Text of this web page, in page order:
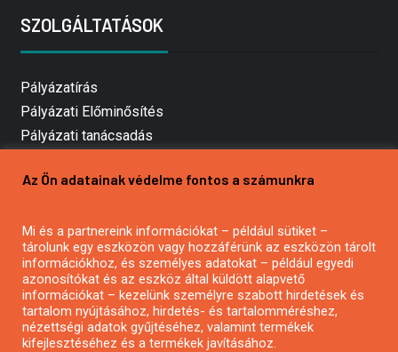
SZOLGÁLTATÁSOK
Pályázatírás
Pályázati Előminősítés
Pályázati tanácsadás
Mezőgazdasági pályázatírás
Pályázatírás civil szervezeteknek
Pályázatírás önkormányzatoknak
Pályázatfigyelés
Specifikus pályázatfigyelés vagy hírlevél
Az Ön adatainak védelme fontos a számunkra
Mi és a partnereink információkat – például sütiket –
tárolunk egy eszközön vagy hozzáférünk az eszközön tárolt
információkhoz, és személyes adatokat – például egyedi
azonosítókat és az eszköz által küldött alapvető
információkat – kezelünk személyre szabott hirdetések és
tartalom nyújtásához, hirdetés- és tartalomméréshez,
nézettségi adatok gyűjtéséhez, valamint termékek
kifejlesztéséhez és a termékek javításához.